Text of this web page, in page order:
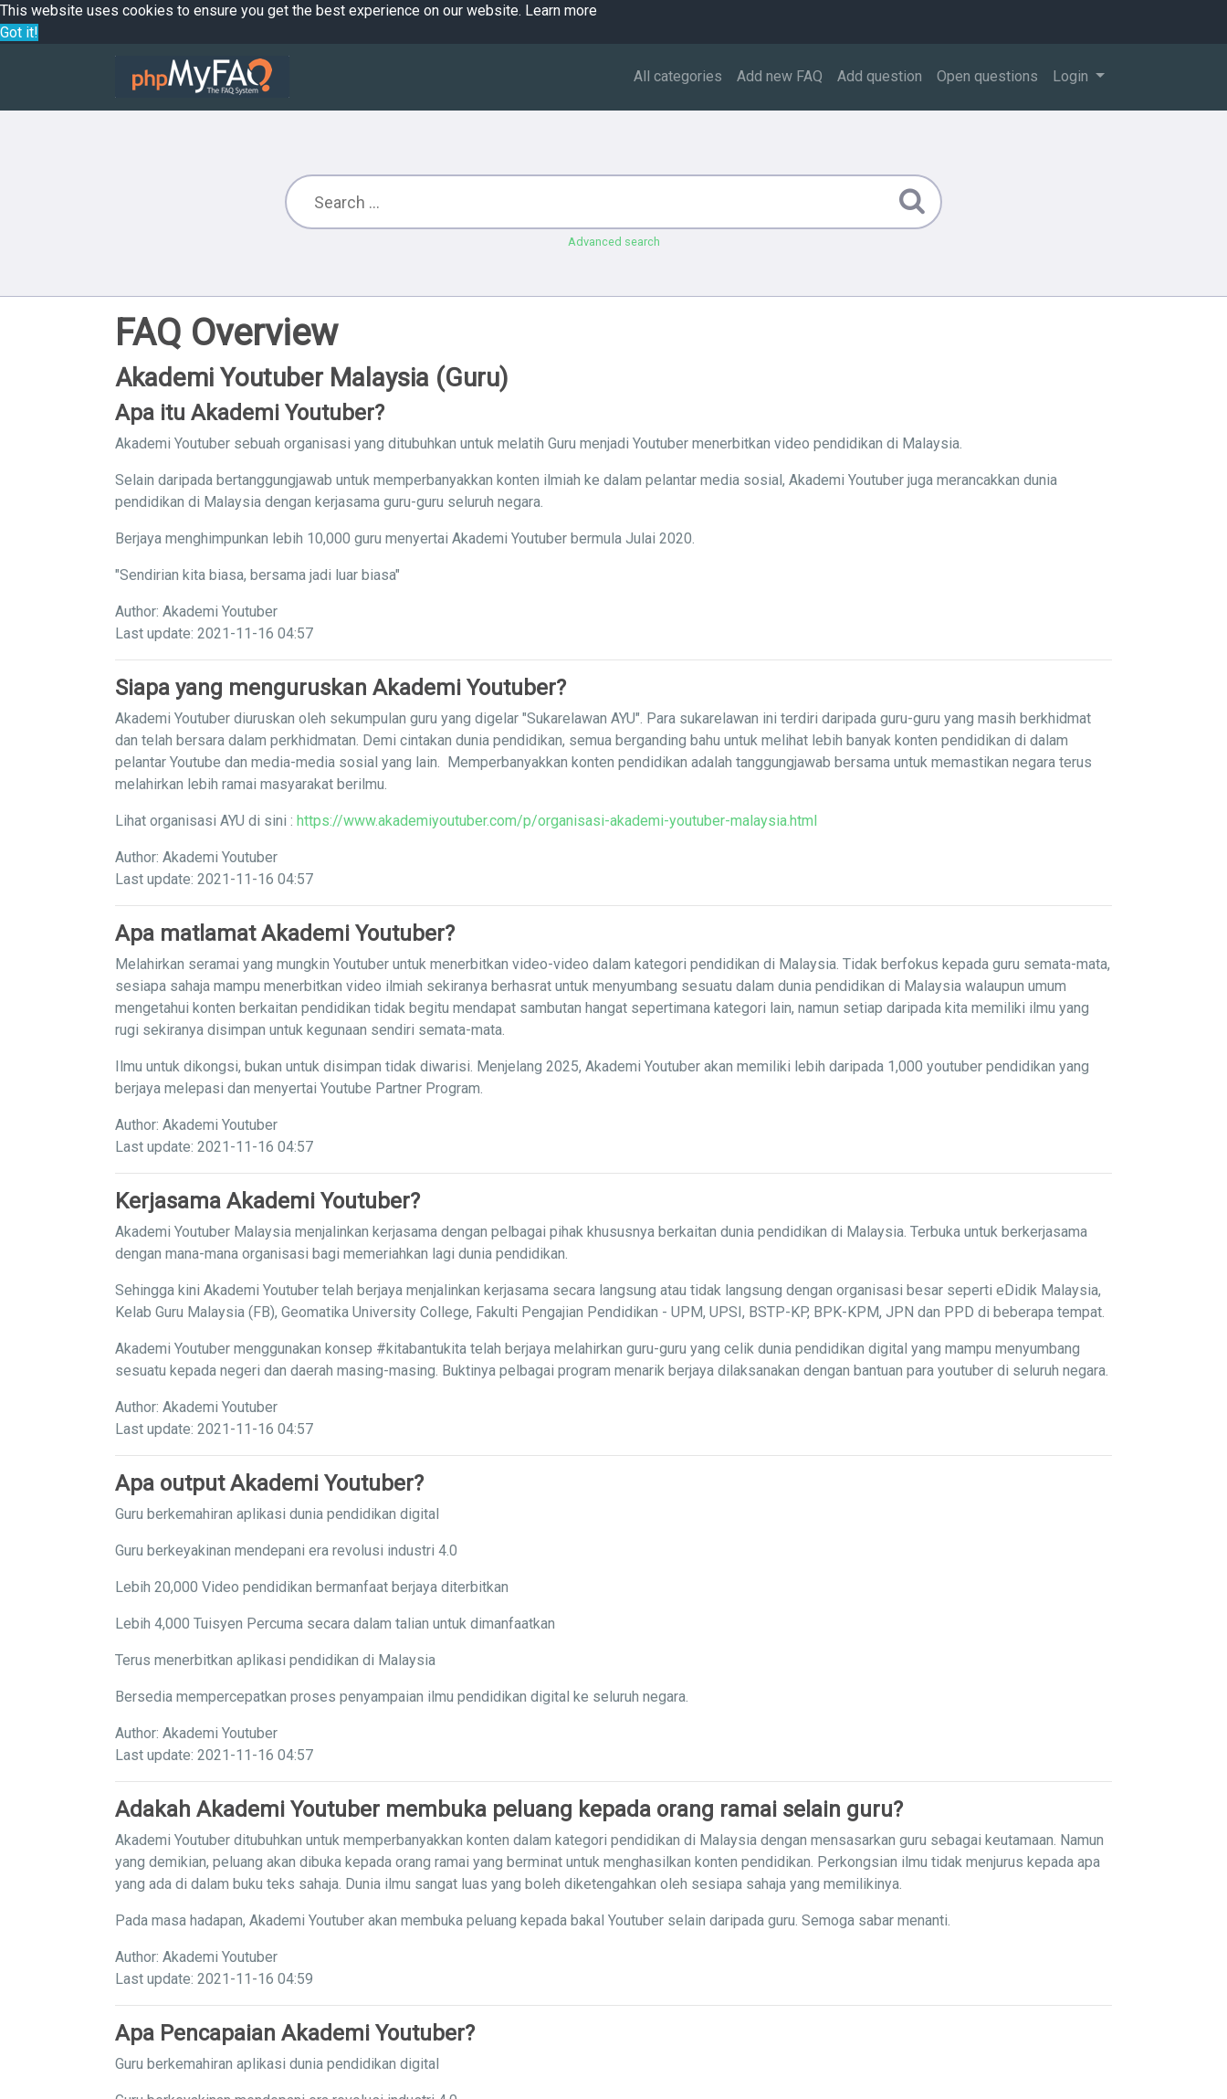
This website uses cookies to ensure you get the best experience on our website. Learn more
Got it!
All categories Add new FAQ Add question Open questions Login
Advanced search
FAQ Overview
Akademi Youtuber Malaysia (Guru)
Apa itu Akademi Youtuber?
Akademi Youtuber sebuah organisasi yang ditubuhkan untuk melatih Guru menjadi Youtuber menerbitkan video pendidikan di Malaysia.
Selain daripada bertanggungjawab untuk memperbanyakkan konten ilmiah ke dalam pelantar media sosial, Akademi Youtuber juga merancakkan dunia
pendidikan di Malaysia dengan kerjasama guru-guru seluruh negara.
Berjaya menghimpunkan lebih 10,000 guru menyertai Akademi Youtuber bermula Julai 2020.
"Sendirian kita biasa, bersama jadi luar biasa"
Author: Akademi Youtuber
Last update: 2021-11-16 04:57
Siapa yang menguruskan Akademi Youtuber?
Akademi Youtuber diuruskan oleh sekumpulan guru yang digelar "Sukarelawan AYU". Para sukarelawan ini terdiri daripada guru-guru yang masih berkhidmat
dan telah bersara dalam perkhidmatan. Demi cintakan dunia pendidikan, semua berganding bahu untuk melihat lebih banyak konten pendidikan di dalam
pelantar Youtube dan media-media sosial yang lain. Memperbanyakkan konten pendidikan adalah tanggungjawab bersama untuk memastikan negara terus
melahirkan lebih ramai masyarakat berilmu.
Lihat organisasi AYU di sini : https://www.akademiyoutuber.com/p/organisasi-akademi-youtuber-malaysia.html
Author: Akademi Youtuber
Last update: 2021-11-16 04:57
Apa matlamat Akademi Youtuber?
Melahirkan seramai yang mungkin Youtuber untuk menerbitkan video-video dalam kategori pendidikan di Malaysia. Tidak berfokus kepada guru semata-mata,
sesiapa sahaja mampu menerbitkan video ilmiah sekiranya berhasrat untuk menyumbang sesuatu dalam dunia pendidikan di Malaysia walaupun umum
mengetahui konten berkaitan pendidikan tidak begitu mendapat sambutan hangat sepertimana kategori lain, namun setiap daripada kita memiliki ilmu yang
rugi sekiranya disimpan untuk kegunaan sendiri semata-mata.
Ilmu untuk dikongsi, bukan untuk disimpan tidak diwarisi. Menjelang 2025, Akademi Youtuber akan memiliki lebih daripada 1,000 youtuber pendidikan yang
berjaya melepasi dan menyertai Youtube Partner Program.
Author: Akademi Youtuber
Last update: 2021-11-16 04:57
Kerjasama Akademi Youtuber?
Akademi Youtuber Malaysia menjalinkan kerjasama dengan pelbagai pihak khususnya berkaitan dunia pendidikan di Malaysia. Terbuka untuk berkerjasama
dengan mana-mana organisasi bagi memeriahkan lagi dunia pendidikan.
Sehingga kini Akademi Youtuber telah berjaya menjalinkan kerjasama secara langsung atau tidak langsung dengan organisasi besar seperti eDidik Malaysia,
Kelab Guru Malaysia (FB), Geomatika University College, Fakulti Pengajian Pendidikan - UPM, UPSI, BSTP-KP, BPK-KPM, JPN dan PPD di beberapa tempat.
Akademi Youtuber menggunakan konsep #kitabantukita telah berjaya melahirkan guru-guru yang celik dunia pendidikan digital yang mampu menyumbang
sesuatu kepada negeri dan daerah masing-masing. Buktinya pelbagai program menarik berjaya dilaksanakan dengan bantuan para youtuber di seluruh negara.
Author: Akademi Youtuber
Last update: 2021-11-16 04:57
Apa output Akademi Youtuber?
Guru berkemahiran aplikasi dunia pendidikan digital
Guru berkeyakinan mendepani era revolusi industri 4.0
Lebih 20,000 Video pendidikan bermanfaat berjaya diterbitkan
Lebih 4,000 Tuisyen Percuma secara dalam talian untuk dimanfaatkan
Terus menerbitkan aplikasi pendidikan di Malaysia
Bersedia mempercepatkan proses penyampaian ilmu pendidikan digital ke seluruh negara.
Author: Akademi Youtuber
Last update: 2021-11-16 04:57
Adakah Akademi Youtuber membuka peluang kepada orang ramai selain guru?
Akademi Youtuber ditubuhkan untuk memperbanyakkan konten dalam kategori pendidikan di Malaysia dengan mensasarkan guru sebagai keutamaan. Namun
yang demikian, peluang akan dibuka kepada orang ramai yang berminat untuk menghasilkan konten pendidikan. Perkongsian ilmu tidak menjurus kepada apa
yang ada di dalam buku teks sahaja. Dunia ilmu sangat luas yang boleh diketengahkan oleh sesiapa sahaja yang memilikinya.
Pada masa hadapan, Akademi Youtuber akan membuka peluang kepada bakal Youtuber selain daripada guru. Semoga sabar menanti.
Author: Akademi Youtuber
Last update: 2021-11-16 04:59
Apa Pencapaian Akademi Youtuber?
Guru berkemahiran aplikasi dunia pendidikan digital